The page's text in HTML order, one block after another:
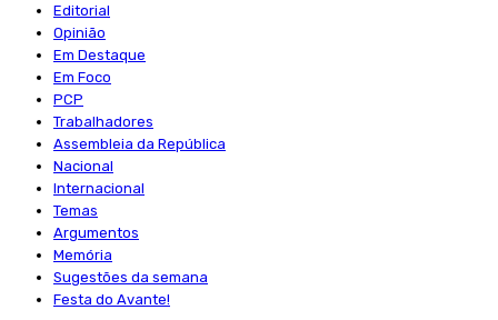
Editorial
Opinião
Em Destaque
Em Foco
PCP
Trabalhadores
Assembleia da República
Nacional
Internacional
Temas
Argumentos
Memória
Sugestões da semana
Festa do Avante!